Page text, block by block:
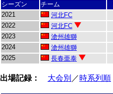
シーズン
チーム
2021
河北FC
2022
河北FC
2023
滄州雄獅
2024
滄州雄獅
2025
長春亜泰
出場記録： 大会別 ／時系列順